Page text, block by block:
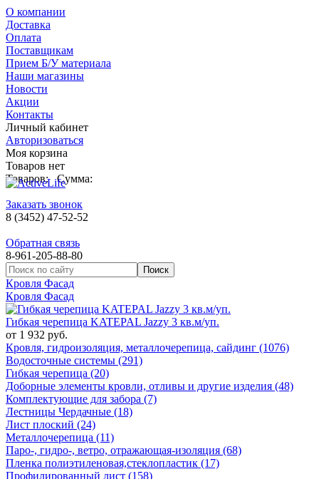
О компании
Доставка
Оплата
Поставщикам
Прием Б/У материала
Наши магазины
Новости
Акции
Контакты
Личный кабинет
Авторизоваться
Моя корзина
Товаров нет
Товаров: Сумма:
Заказать звонок
8 (3452) 47-52-52
Обратная связь
8-961-205-88-80
Кровля Фасад
Кровля Фасад
Гибкая черепица KATEPAL Jazzy 3 кв.м/уп.
от 1 932 руб.
Кровля, гидроизоляция, металлочерепица, сайдинг (1076)
Водосточные системы (291)
Гибкая черепица (20)
Доборные элементы кровли, отливы и другие изделия (48)
Комплектующие для забора (7)
Лестницы Чердачные (18)
Лист плоский (24)
Металлочерепица (11)
Паро-, гидро-, ветро, отражающая-изоляция (68)
Пленка полиэтиленовая,стеклопластик (17)
Профилированный лист (158)